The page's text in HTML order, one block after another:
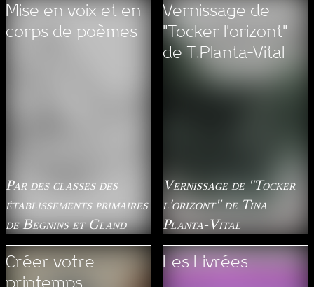
Mise en voix et en
corps de poèmes
Par des classes des
établissements primaires
de Begnins et Gland
Créer votre
printemps
Vernissage de
"Tocker l'orizont"
de T.Planta-Vital
Vernissage de "Tocker
l'orizont" de Tina
Planta-Vital
Les Livrées